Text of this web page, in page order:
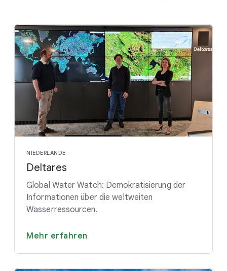
NIEDERLANDE
Deltares
Global Water Watch: Demokratisierung der
Informationen über die weltweiten
Wasserressourcen.
Mehr erfahren